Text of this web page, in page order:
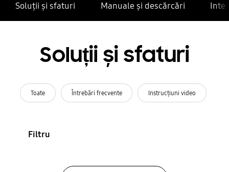
Soluții și sfaturi Manuale și descărcări
Soluții și sfaturi
Toate Întrebări frecvente Instrucţiuni video
Filtru